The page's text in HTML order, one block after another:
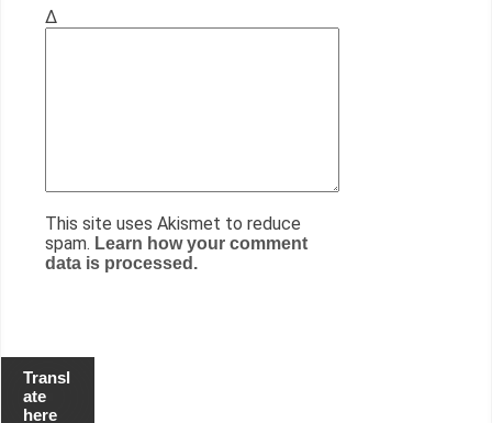
Δ
This site uses Akismet to reduce
spam. Learn how your comment
data is processed.
Transl
ate
here